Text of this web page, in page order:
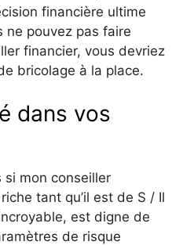
financière ultime
ne pouvez pas faire
financier, vous devriez
bricolage à la place.
dans vos
si mon conseiller
tant qu’il est de S / Il
est digne de
de risque